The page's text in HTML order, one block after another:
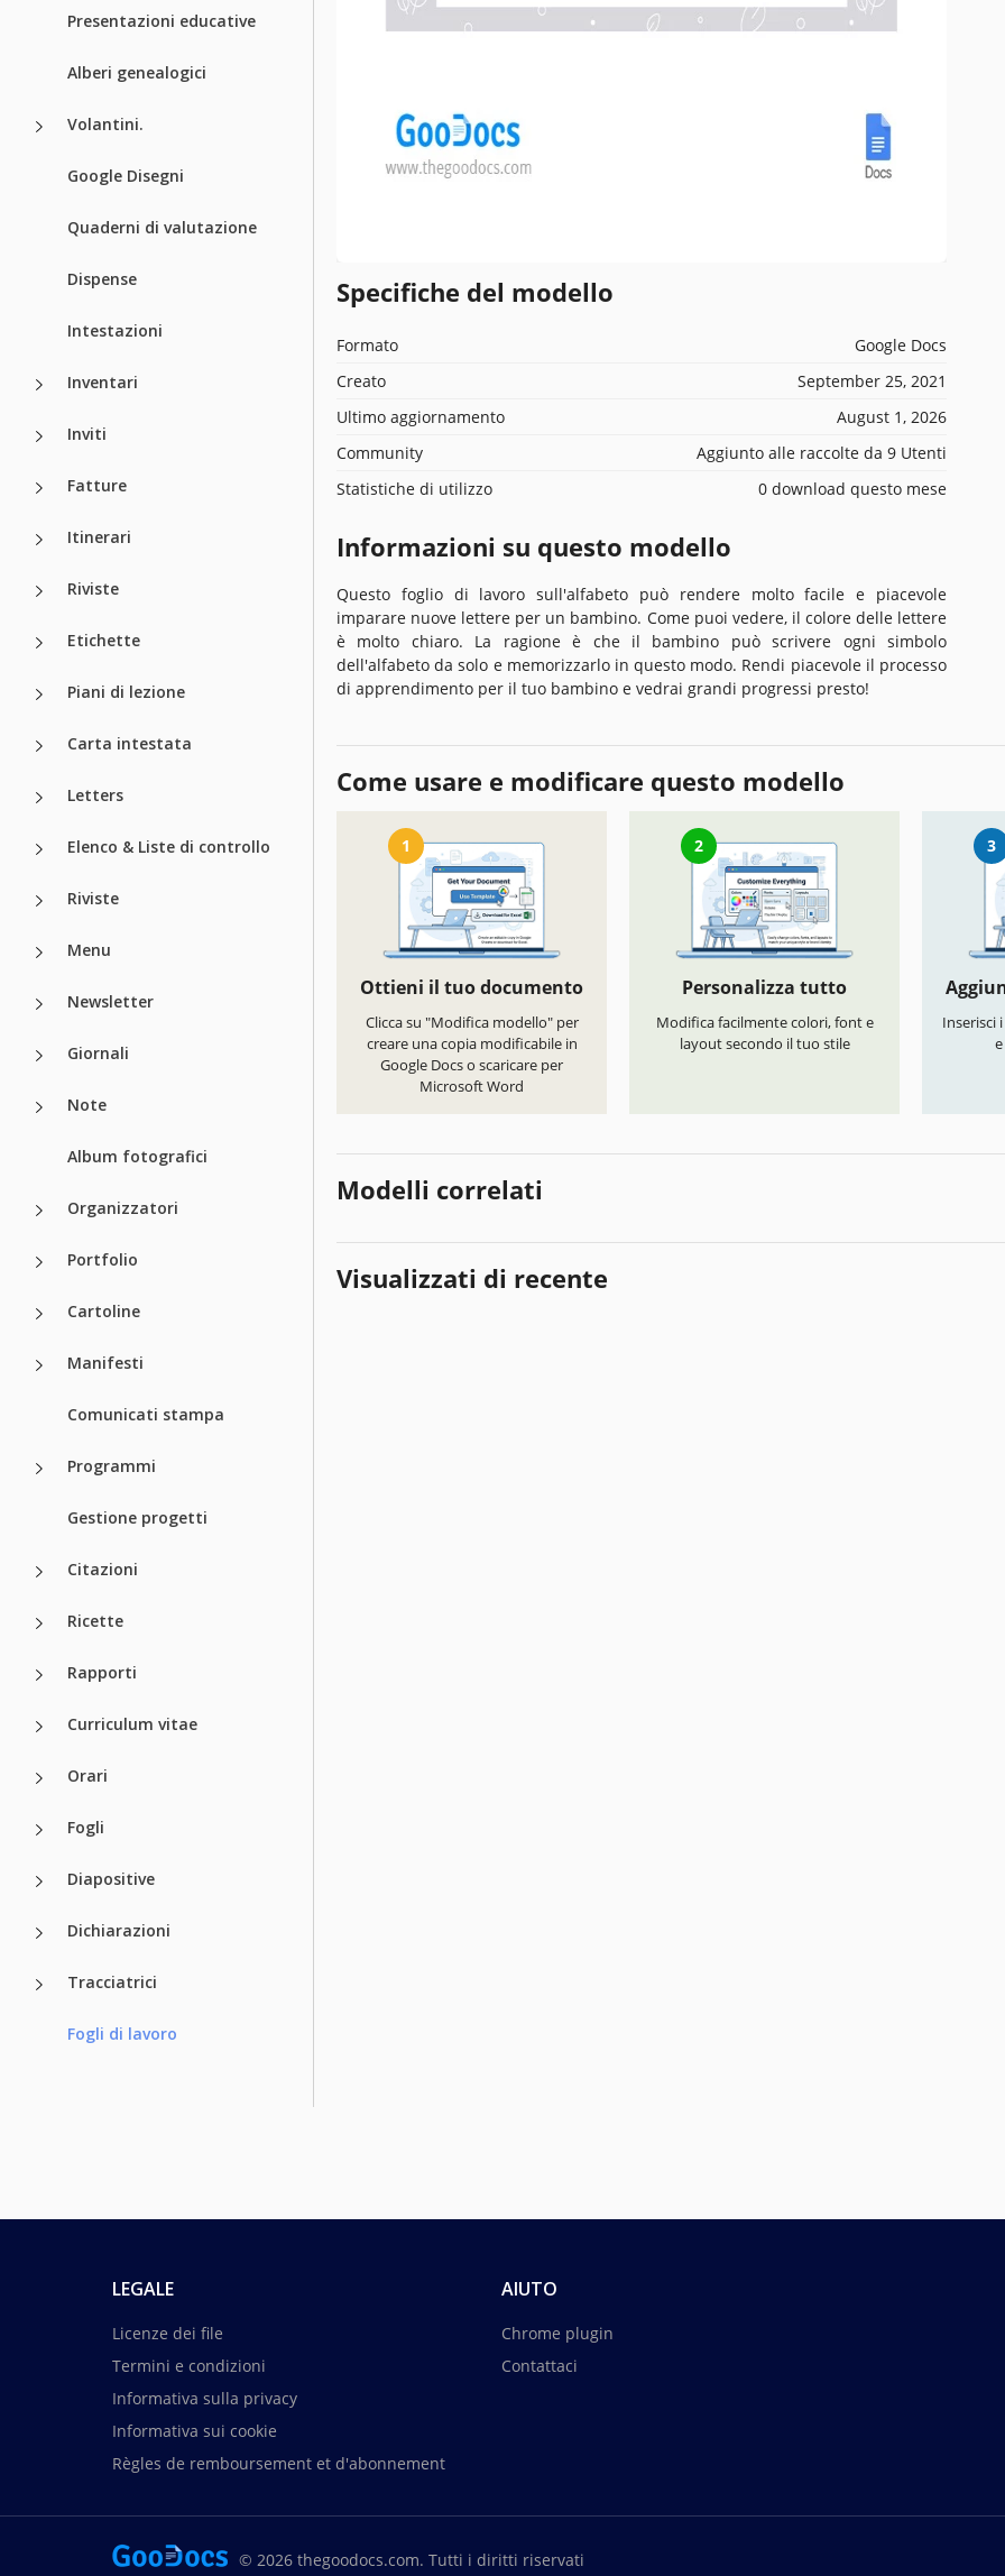
Presentazioni educative
Alberi genealogici
Volantini.
Google Disegni
Quaderni di valutazione
Dispense
Intestazioni
Inventari
Inviti
Fatture
Itinerari
Riviste
Etichette
Piani di lezione
Carta intestata
Letters
Elenco & Liste di controllo
Riviste
Menu
Newsletter
Giornali
Note
Album fotografici
Organizzatori
Portfolio
Cartoline
Manifesti
Comunicati stampa
Programmi
Gestione progetti
Citazioni
Ricette
Rapporti
Curriculum vitae
Orari
Fogli
Diapositive
Dichiarazioni
Tracciatrici
Fogli di lavoro
Specifiche del modello
Formato
Google Docs
Creato
September 25, 2021
Ultimo aggiornamento
August 1, 2026
Community
Aggiunto alle raccolte da 9 Utenti
Statistiche di utilizzo
0 download questo mese
Informazioni su questo modello
Questo foglio di lavoro sull'alfabeto può rendere molto facile e piacevole
imparare nuove lettere per un bambino. Come puoi vedere, il colore delle lettere
è molto chiaro. La ragione è che il bambino può scrivere ogni simbolo
dell'alfabeto da solo e memorizzarlo in questo modo. Rendi piacevole il processo
di apprendimento per il tuo bambino e vedrai grandi progressi presto!
Come usare e modificare questo modello
1
Ottieni il tuo documento
Clicca su "Modifica modello" per
creare una copia modificabile in
Google Docs o scaricare per
Microsoft Word
2
Personalizza tutto
Modifica facilmente colori, font e
layout secondo il tuo stile
3
Inserisci
Modelli correlati
Visualizzati di recente
LEGALE
Licenze dei file
Termini e condizioni
Informativa sulla privacy
Informativa sui cookie
Règles de remboursement et d'abonnement
AIUTO
Chrome plugin
Contattaci
© 2026 thegoodocs.com. Tutti i diritti riservati